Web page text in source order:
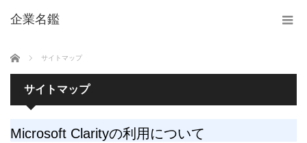
企業名鑑
ホーム サイトマップ
サイトマップ
Microsoft Clarityの利用について